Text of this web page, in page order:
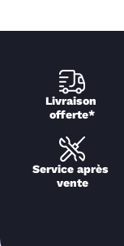
Livraison
offerte*
Service après
vente